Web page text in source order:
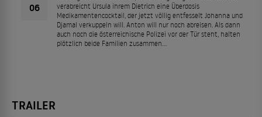
06
verabreicht Ursula ihrem Dietrich eine Überdosis
Medikamentencocktail, der jetzt völlig entfesselt Johanna und
Djamal verkuppeln will. Anton will nur noch abreisen. Als dann
auch noch die österreichische Polizei vor der Tür steht, halten
plötzlich beide Familien zusammen…
TRAILER